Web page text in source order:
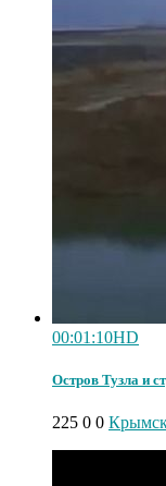
00:01:10HD
Остров Тузла и
225 0 0